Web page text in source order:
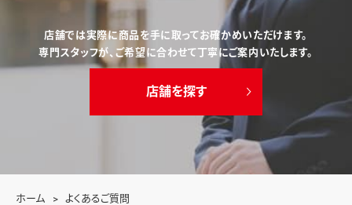
ホーム よくあるご質問
店舗では実際に商品を手に取ってお確かめいただけます。
専門スタッフが、ご希望に合わせて丁寧にご案内いたします。
店舗を探す